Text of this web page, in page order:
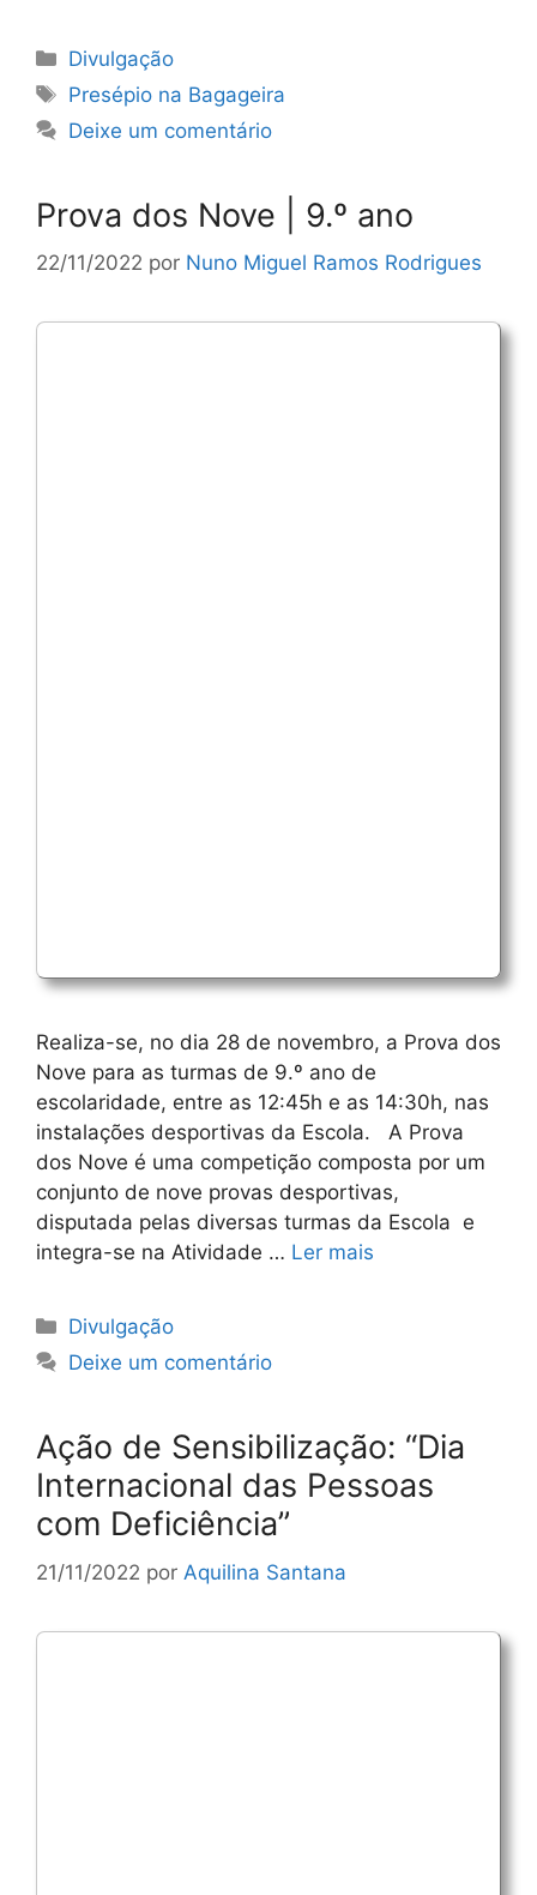
Categorias
Divulgação
Etiquetas
Presépio na Bagageira
Deixe um comentário
Prova dos Nove | 9.º ano
22/11/2022 por Nuno Miguel Ramos Rodrigues
Realiza-se, no dia 28 de novembro, a Prova dos
Nove para as turmas de 9.º ano de
escolaridade, entre as 12:45h e as 14:30h, nas
instalações desportivas da Escola. A Prova
dos Nove é uma competição composta por um
conjunto de nove provas desportivas,
disputada pelas diversas turmas da Escola e
integra-se na Atividade … Ler mais
Categorias
Divulgação
Deixe um comentário
Ação de Sensibilização: “Dia
Internacional das Pessoas
com Deficiência”
21/11/2022 por Aquilina Santana